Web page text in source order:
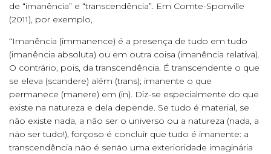
de “imanência” e “transcendência”. Em Comte-Sponville
(2011), por exemplo,
“Imanência (immanence) é a presença de tudo em tudo
(imanência absoluta) ou em outra coisa (imanência relativa).
O contrário, pois, da transcendência. É transcendente o que
se eleva (scandere) além (trans); imanente o que
permanece (manere) em (in). Diz-se especialmente do que
existe na natureza e dela depende. Se tudo é material, se
não existe nada, a não ser o universo ou a natureza (nada, a
não ser tudo!), forçoso é concluir que tudo é imanente: a
transcendência não é senão uma exterioridade imaginária